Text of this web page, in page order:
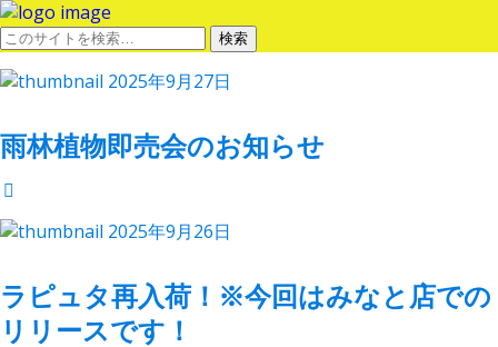
2025年9月27日
雨林植物即売会のお知らせ
2025年9月26日
ラピュタ再入荷！※今回はみなと店での
リリースです！